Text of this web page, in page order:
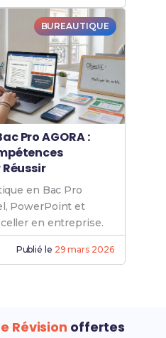
BUREAUTIQUE
Pro AGORA :
en Bac Pro
PowerPoint et
en entreprise.
Publié le 29 mars 2026
Révision offertes